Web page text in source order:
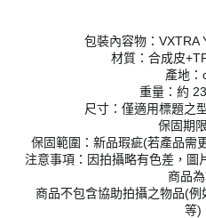
包裝內容物：VXTRA
材質：合成皮
產地：
重量：約
尺寸：僅適用標題之
保固期
保固範圍：新品瑕疵(若產品需
注意事項：因拍攝略有色差，圖
商品為
商品不包含協助拍攝之物品(
等)